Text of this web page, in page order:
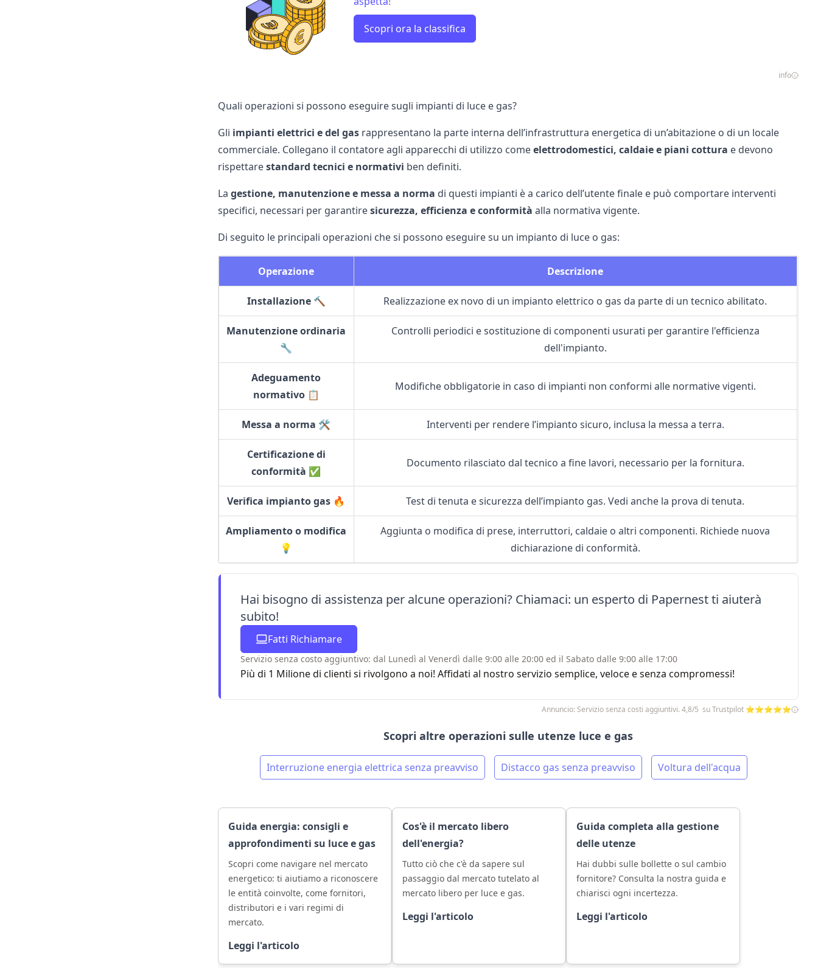
Scopri ora la classifica
info
Quali operazioni si possono eseguire sugli impianti di luce e gas?
Gli impianti elettrici e del gasrappresentano la parte interna dell’infrastruttura energetica di un’abitazione o di un locale
commerciale. Collegano il contatore agli apparecchi di utilizzo comeelettrodomestici, caldaie e piani cottura e devono
rispettarestandard tecnici e normativi ben definiti.
La gestione, manutenzione e messa a norma di questi impianti è a carico dell’utente finale e può comportare interventi
specifici, necessari per garantiresicurezza, efficienza e conformità alla normativa vigente.
Di seguito le principali operazioni che si possono eseguire su un impianto di luce o gas:
Operazione Descrizione
Installazione 🔨 Realizzazione ex novo di un impianto elettrico o gas da parte di un tecnico abilitato.
Manutenzione ordinaria
🔧
Controlli periodici e sostituzione di componenti usurati per garantire l'efficienza
dell'impianto.
Adeguamento
normativo 📋
Modifiche obbligatorie in caso di impianti non conformi alle normative vigenti.
Messa a norma 🛠️ Interventi per rendere l’impianto sicuro, inclusa la messa a terra.
Certificazione di
conformità ✅
Documento rilasciato dal tecnico a fine lavori, necessario per la fornitura.
Verifica impianto gas 🔥 Test di tenuta e sicurezza dell’impianto gas. Vedi anche la prova di tenuta.
Ampliamento o modifica
💡
Aggiunta o modifica di prese, interruttori, caldaie o altri componenti. Richiede nuova
dichiarazione di conformità.
Hai bisogno di assistenza per alcune operazioni? Chiamaci: un esperto di Papernest ti aiuterà
subito!
Fatti Richiamare
Servizio senza costo aggiuntivo: dal Lunedì al Venerdì dalle 9:00 alle 20:00 ed il Sabato dalle 9:00 alle 17:00
Più di 1 Milione di clienti si rivolgono a noi! Affidati al nostro servizio semplice, veloce e senza compromessi!
Annuncio: Servizio senza costi aggiuntivi. 4,8/5 su Trustpilot ⭐⭐⭐⭐⭐
Scopri altre operazioni sulle utenze luce e gas
Interruzione energia elettrica senza preavviso Distacco gas senza preavviso Voltura dell'acqua
Guida energia: consigli e
approfondimenti su luce e gas
Scopri come navigare nel mercato
energetico: ti aiutiamo a riconoscere
le entità coinvolte, come fornitori,
distributori e i vari regimi di
mercato.
Leggi l'articolo
Cos'è il mercato libero
dell'energia?
Tutto ciò che c'è da sapere sul
passaggio dal mercato tutelato al
mercato libero per luce e gas.
Leggi l'articolo
Guida completa alla gestione
delle utenze
Hai dubbi sulle bollette o sul cambio
fornitore? Consulta la nostra guida e
chiarisci ogni incertezza.
Leggi l'articolo